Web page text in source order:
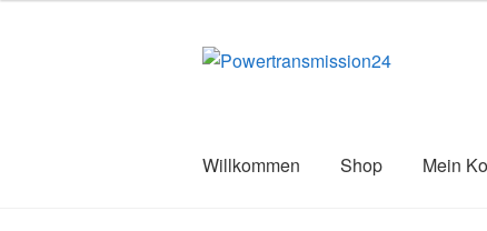
Zur
Zum
Willkommen Shop Mein